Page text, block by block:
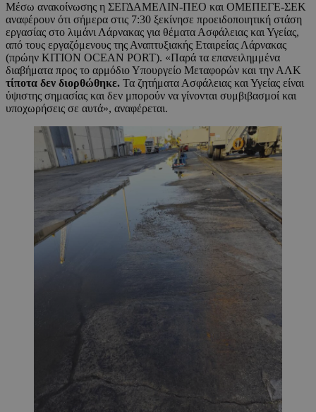
Μέσω ανακοίνωσης η ΣΕΓΔΑΜΕΛΙΝ-ΠΕΟ και ΟΜΕΠΕΓΕ-ΣΕΚ
αναφέρουν ότι σήμερα στις 7:30 ξεκίνησε προειδοποιητική στάση
εργασίας στο λιμάνι Λάρνακας για θέματα Ασφάλειας και Υγείας,
από τους εργαζόμενους της Αναπτυξιακής Εταιρείας Λάρνακας
(πρώην KITION OCEAN PORT). «Παρά τα επανειλημμένα
διαβήματα προς το αρμόδιο Υπουργείο Μεταφορών και την ΑΛΚ
τίποτα δεν διορθώθηκε. Τα ζητήματα Ασφάλειας και Υγείας είναι
ύψιστης σημασίας και δεν μπορούν να γίνονται συμβιβασμοί και
υποχωρήσεις σε αυτά», αναφέρεται.